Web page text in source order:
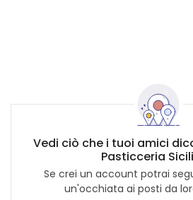
Vedi ciò che i tuoi amici
Pasticceria
Se crei un account potrai
un'occhiata ai posti da